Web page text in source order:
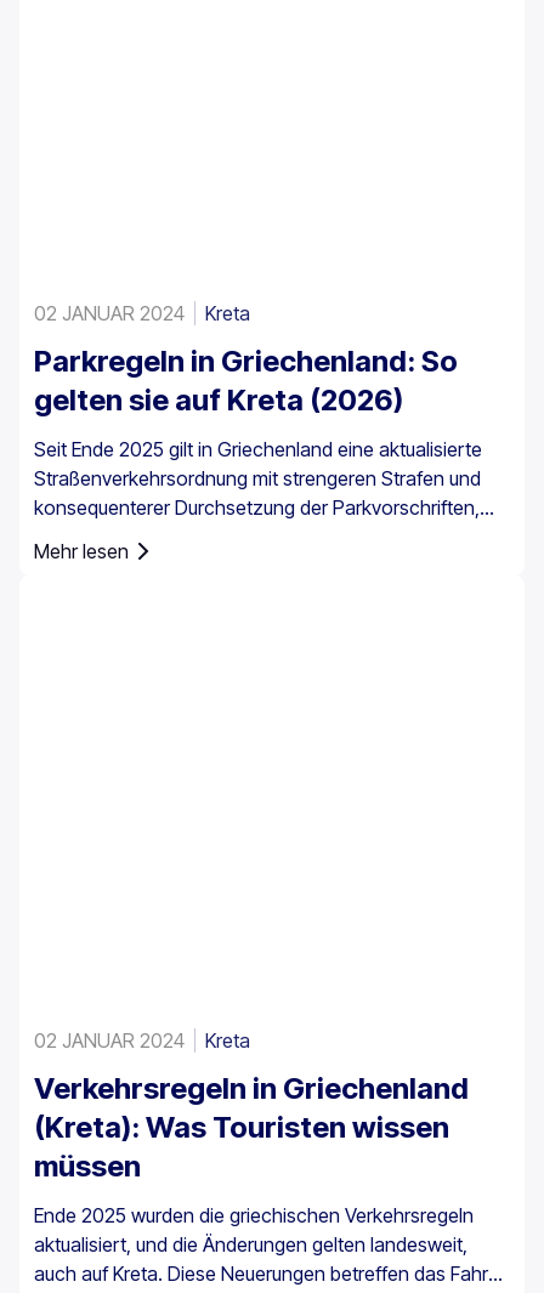
02 JANUAR 2024 Kreta
Parkregeln in Griechenland: So
gelten sie auf Kreta (2026)
Seit Ende 2025 gilt in Griechenland eine aktualisierte
Straßenverkehrsordnung mit strengeren Strafen und
konsequenterer Durchsetzung der Parkvorschriften,
insbesondere in Stadtzentren, an Häfen, in
Fußgängerzonen und in bewirtschafteten
Mehr lesen
02 JANUAR 2024 Kreta
Verkehrsregeln in Griechenland
(Kreta): Was Touristen wissen
müssen
Ende 2025 wurden die griechischen Verkehrsregeln
aktualisiert, und die Änderungen gelten landesweit,
auch auf Kreta. Diese Neuerungen betreffen das Fahren